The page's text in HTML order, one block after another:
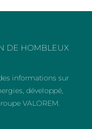
DE HOMBLEUX
informations sur
développé,
VALOREM.